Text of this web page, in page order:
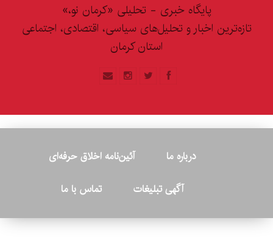
پایگاه خبری - تحلیلی «کرمان نو،»
تازه‌ترین اخبار و تحلیل‌های سیاسی، اقتصادی، اجتماعی
استان کرمان
درباره ما
آئین‌نامه اخلاق حرفه‌ای
آگهی تبلیغات
تماس با ما